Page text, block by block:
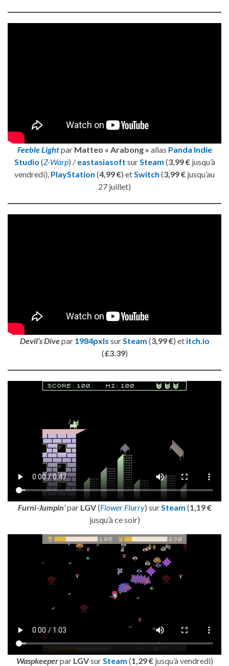
Feeble Lightpar Matteo « Arabong » alias Panda Indie
Studio (Z-Warp) / eastasiasoft surSteam (3,99 €jusqu’à
vendredi), PlayStation (4,99 €) etSwitch (3,99 € jusqu’au
27 juillet)
Devil’s Divepar 1984pxls surSteam (3,99 €) et itch.io
(£3.39)
Furni-Jumpin’par LGV(Flower Flurry) surSteam (1,19 €
jusqu’à ce soir)
Waspkeeperpar LGVsurSteam (1,29 €jusqu’à vendredi)